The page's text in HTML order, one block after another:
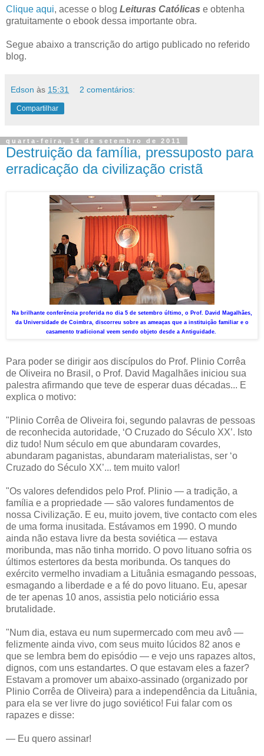
Clique aqui, acesse o blog Leituras Católicas e obtenha
gratuitamente o ebook dessa importante obra.
Segue abaixo a transcrição do artigo publicado no referido
blog.
Edson às 15:31 2 comentários:
Compartilhar
quarta-feira, 14 de setembro de 2011
Destruição da família, pressuposto para
erradicação da civilização cristã
Na brilhante conferência proferida no dia 5 de setembro último, o Prof. David Magalhães,
da Universidade de Coimbra, discorreu sobre as ameaças que a instituição familiar e o
casamento tradicional veem sendo objeto desde a Antiguidade.
Para poder se dirigir aos discípulos do Prof. Plinio Corrêa
de Oliveira no Brasil, o Prof. David Magalhães iniciou sua
palestra afirmando que teve de esperar duas décadas... E
explica o motivo:
"Plinio Corrêa de Oliveira foi, segundo palavras de pessoas
de reconhecida autoridade, ‘O Cruzado do Século XX’. Isto
diz tudo! Num século em que abundaram covardes,
abundaram paganistas, abundaram materialistas, ser ‘o
Cruzado do Século XX’... tem muito valor!
"Os valores defendidos pelo Prof. Plinio — a tradição, a
família e a propriedade — são valores fundamentos de
nossa Civilização. E eu, muito jovem, tive contacto com eles
de uma forma inusitada. Estávamos em 1990. O mundo
ainda não estava livre da besta soviética — estava
moribunda, mas não tinha morrido. O povo lituano sofria os
últimos estertores da besta moribunda. Os tanques do
exército vermelho invadiam a Lituânia esmagando pessoas,
esmagando a liberdade e a fé do povo lituano. Eu, apesar
de ter apenas 10 anos, assistia pelo noticiário essa
brutalidade.
"Num dia, estava eu num supermercado com meu avô —
felizmente ainda vivo, com seus muito lúcidos 82 anos e
que se lembra bem do episódio — e vejo uns rapazes altos,
dignos, com uns estandartes. O que estavam eles a fazer?
Estavam a promover um abaixo-assinado (organizado por
Plinio Corrêa de Oliveira) para a independência da Lituânia,
para ela se ver livre do jugo soviético! Fui falar com os
rapazes e disse:
— Eu quero assinar!